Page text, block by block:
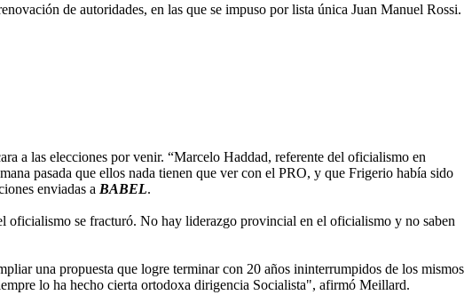
de autoridades, en las que se impuso por lista única Juan Manuel Rossi.
a las elecciones por venir. “Marcelo Haddad, referente del oficialismo en
pasada que ellos nada tienen que ver con el PRO, y que Frigerio había sido
enviadas a BABEL.
oficialismo se fracturó. No hay liderazgo provincial en el oficialismo y no saben
una propuesta que logre terminar con 20 años ininterrumpidos de los mismos
lo ha hecho cierta ortodoxa dirigencia Socialista", afirmó Meillard.